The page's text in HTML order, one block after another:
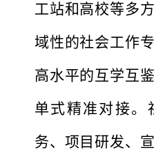
工站和高校等多
域性的社会工作
高水平的互学互
单式精准对接。
务、项目研发、